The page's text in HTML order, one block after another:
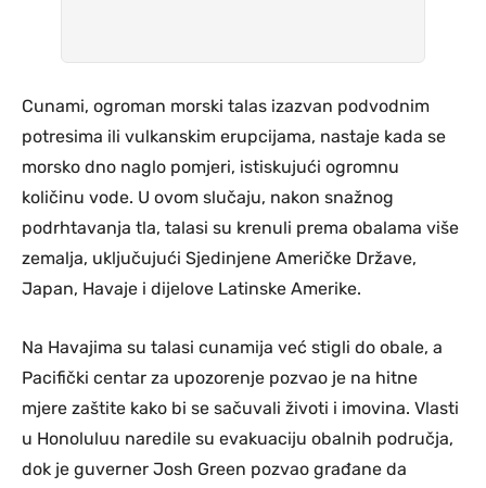
Cunami, ogroman morski talas izazvan podvodnim
potresima ili vulkanskim erupcijama, nastaje kada se
morsko dno naglo pomjeri, istiskujući ogromnu
količinu vode. U ovom slučaju, nakon snažnog
podrhtavanja tla, talasi su krenuli prema obalama više
zemalja, uključujući Sjedinjene Američke Države,
Japan, Havaje i dijelove Latinske Amerike.
Na Havajima su talasi cunamija već stigli do obale, a
Pacifički centar za upozorenje pozvao je na hitne
mjere zaštite kako bi se sačuvali životi i imovina. Vlasti
u Honoluluu naredile su evakuaciju obalnih područja,
dok je guverner Josh Green pozvao građane da